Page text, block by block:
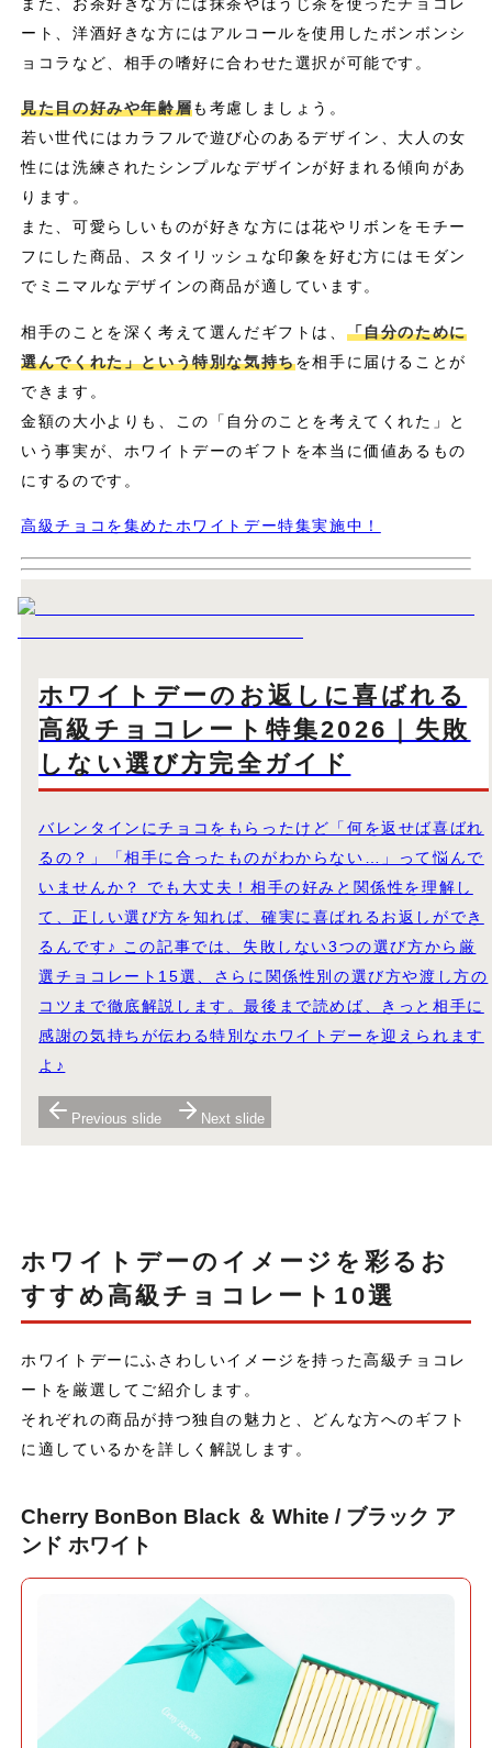
ート、洋酒好きな方にはアルコールを使用したボンボンシ
ョコラなど、相手の嗜好に合わせた選択が可能です。
見た目の好みや年齢層も考慮しましょう。
若い世代にはカラフルで遊び心のあるデザイン、大人の女
性には洗練されたシンプルなデザインが好まれる傾向があ
ります。
また、可愛らしいものが好きな方には花やリボンをモチー
フにした商品、スタイリッシュな印象を好む方にはモダン
でミニマルなデザインの商品が適しています。
相手のことを深く考えて選んだギフトは、 「自分のために
選んでくれた」という特別な気持ちを相手に届けることが
できます。
金額の大小よりも、この「自分のことを考えてくれた」と
いう事実が、ホワイトデーのギフトを本当に価値あるもの
にするのです。
高級チョコを集めたホワイトデー特集実施中！
ホワイトデーのお返しに喜ばれる
高級チョコレート特集2026｜失敗
しない選び方完全ガイド
バレンタインにチョコをもらったけど「何を返せば喜ばれ
るの？」「相手に合ったものがわからない…」って悩んで
いませんか？ でも大丈夫！相手の好みと関係性を理解し
て、正しい選び方を知れば、確実に喜ばれるお返しができ
るんです♪ この記事では、失敗しない3つの選び方から厳
選チョコレート15選、さらに関係性別の選び方や渡し方の
コツまで徹底解説します。最後まで読めば、きっと相手に
感謝の気持ちが伝わる特別なホワイトデーを迎えられます
よ♪
Previous slide Next slide
ホワイトデーのイメージを彩るお
すすめ高級チョコレート10選
ホワイトデーにふさわしいイメージを持った高級チョコレ
ートを厳選してご紹介します。
それぞれの商品が持つ独自の魅力と、どんな方へのギフト
に適しているかを詳しく解説します。
Cherry BonBon Black ＆ White / ブラック ア
ンド ホワイト